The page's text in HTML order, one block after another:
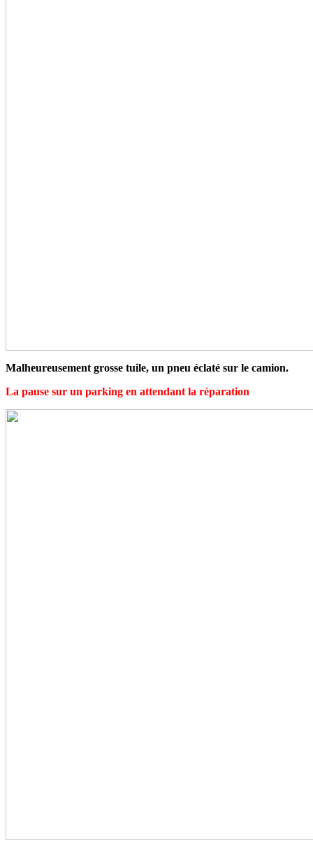
Malheureusement grosse tuile, un pneu éclaté sur le camion.
La pause sur un parking en attendant la réparation